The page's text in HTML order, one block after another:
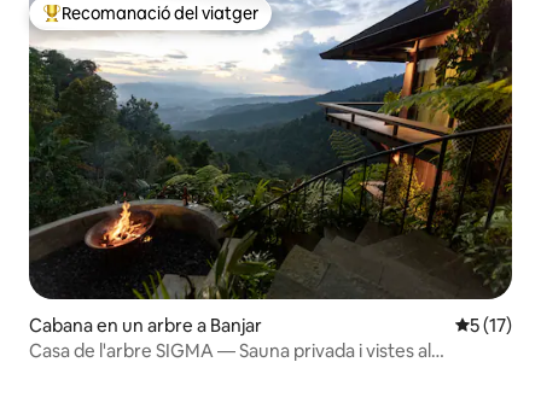
Principals recomanacions dels viatgers
Recomanació del viatger
Cabana en un arbre a Banjar 5 de
5 (17)
Casa de l'arbre SIGMA — Sauna privada i vistes al